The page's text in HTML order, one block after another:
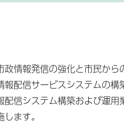
政情報発信の強化と市民か
報配信サービスシステムの
配信システム構築および運
ます。